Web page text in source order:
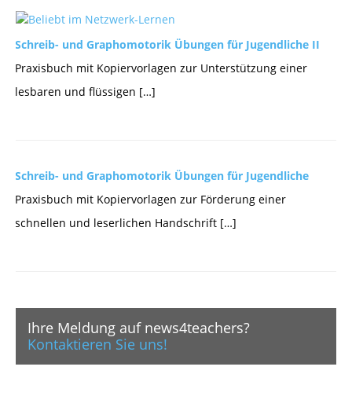
Schreib- und Graphomotorik Übungen für Jugendliche II
Praxisbuch mit Kopiervorlagen zur Unterstützung einer
lesbaren und flüssigen […]
Schreib- und Graphomotorik Übungen für Jugendliche
Praxisbuch mit Kopiervorlagen zur Förderung einer
schnellen und leserlichen Handschrift […]
Ihre Meldung auf news4teachers?
Kontaktieren Sie uns!